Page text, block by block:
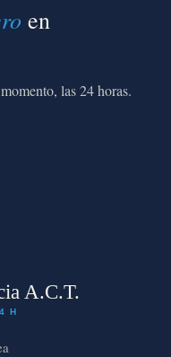
en
las 24 horas.
A.C.T.
H